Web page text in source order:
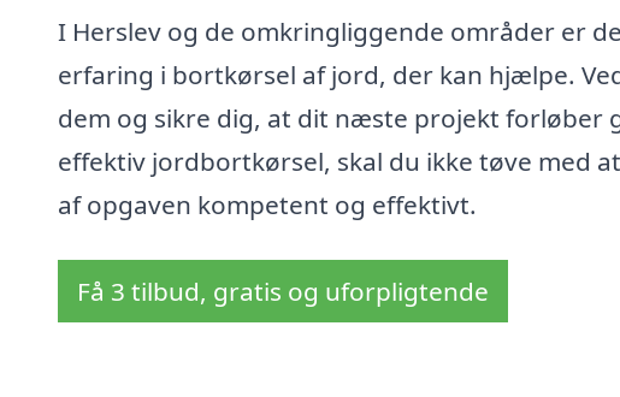
I Herslev og de omkringliggende områder er
erfaring i bortkørsel af jord, der kan hjælpe.
dem og sikre dig, at dit næste projekt forløber
effektiv jordbortkørsel, skal du ikke tøve med
af opgaven kompetent og effektivt.
Få 3 tilbud, gratis og uforpligtende